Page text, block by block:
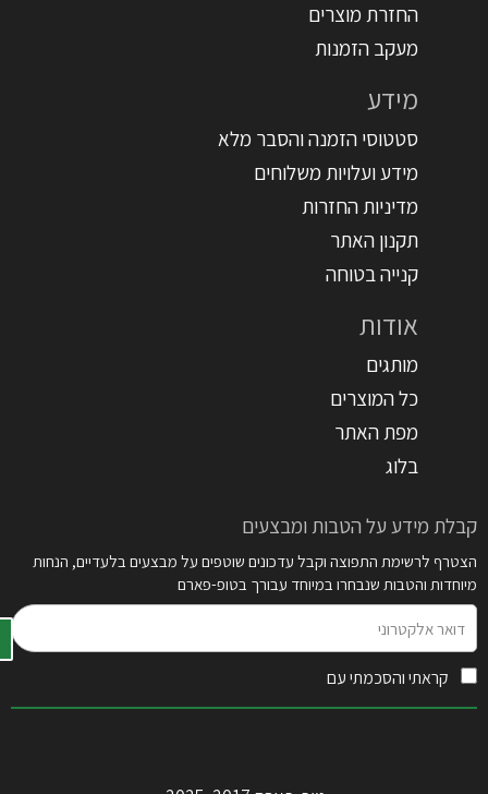
החזרת מוצרים
מעקב הזמנות
מידע
סטטוסי הזמנה והסבר מלא
מידע ועלויות משלוחים
מדיניות החזרות
תקנון האתר
קנייה בטוחה
אודות
מותגים
כל המוצרים
מפת האתר
בלוג
קבלת מידע על הטבות ומבצעים
הצטרף לרשימת התפוצה וקבל עדכונים שוטפים על מבצעים בלעדיים, הנחות
מיוחדות והטבות שנבחרו במיוחד עבורך בטופ-פארם
אלקטרוני
קראתי והסכמתי עם